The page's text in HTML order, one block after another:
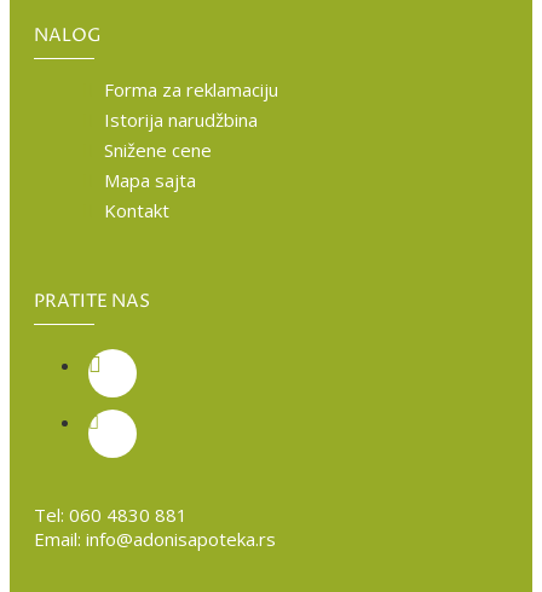
NALOG
Forma za reklamaciju
Istorija narudžbina
Snižene cene
Mapa sajta
Kontakt
PRATITE NAS
Tel: 060 4830 881
Email: info@adonisapoteka.rs